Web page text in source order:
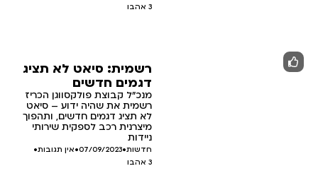
3 אהבו
רשמית: סיאט לא תציג
דגמים חדשים
מנכ"ל קבוצת פולקסווגן הכריז
רשמית את שהיה ידוע – סיאט
לא תציג דגמים חדשים, ותהפוך
מיצרנית רכב לספקית שירותי
ניידות
חדשות•
07/09/2023
•אין תגובות•
3 אהבו